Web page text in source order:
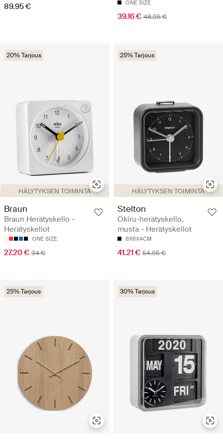
89.95 € ONE SIZE
39.16 € 48.95 €
HÄLYTYKSEN TOIMINTA
20% Tarjous
Braun
Braun Herätyskello -
Herätyskellot
ONE SIZE
27.20 € 34 €
HÄLYTYKSEN TOIMINTA
25% Tarjous
Stelton
Okiru-herätyskello,
musta - Herätyskellot
8X8X4CM
41.21 € 54.95 €
25% Tarjous 30% Tarjous